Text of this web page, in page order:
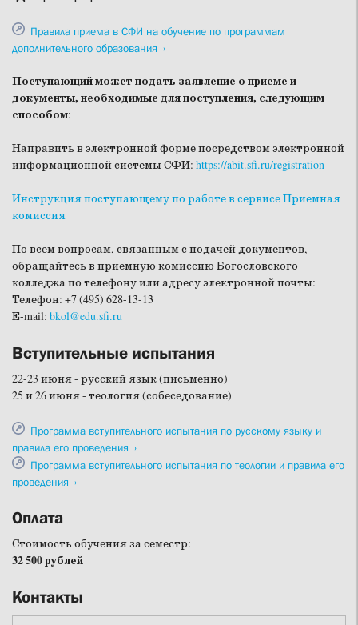
Правила приема в СФИ на обучение по программам
дополнительного образования
Поступающий может подать заявление о приеме и
документы, необходимые для поступления, следующим
способом:
Направить в электронной форме посредством электронной
информационной системы СФИ: https://abit.sfi.ru/registration
Инструкция поступающему по работе в сервисе Приемная
комиссия
По всем вопросам, связанным с подачей документов,
обращайтесь в приемную комиссию Богословского
колледжа по телефону или адресу электронной почты:
Телефон: +7 (495) 628-13-13
Е-mail: bkol@edu.sfi.ru
Вступительные испытания
22-23 июня - русский язык (письменно)
25 и 26 июня - теология (собеседование)
Программа вступительного испытания по русскому языку и
правила его проведения
Программа вступительного испытания по теологии и правила его
проведения
Оплата
Стоимость обучения за семестр:
32 500 рублей
Контакты